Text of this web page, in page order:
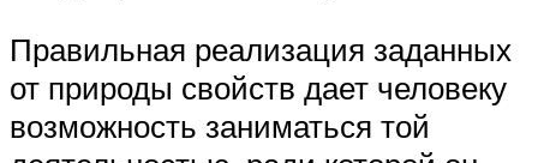
Правильная реализация заданных
от природы свойств дает человеку
возможность заниматься той